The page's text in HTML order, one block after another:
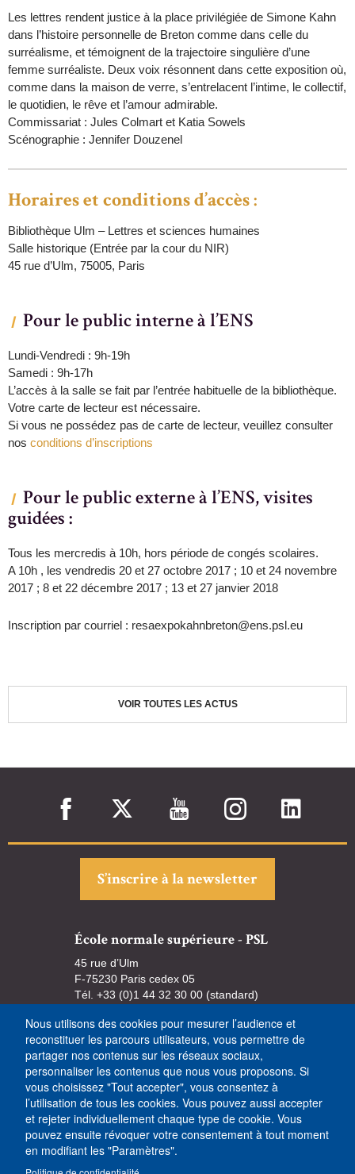
Les lettres rendent justice à la place privilégiée de Simone Kahn
dans l’histoire personnelle de Breton comme dans celle du
surréalisme, et témoignent de la trajectoire singulière d’une
femme surréaliste. Deux voix résonnent dans cette exposition où,
comme dans la maison de verre, s’entrelacent l’intime, le collectif,
le quotidien, le rêve et l’amour admirable.
Commissariat : Jules Colmart et Katia Sowels
Scénographie : Jennifer Douzenel
Horaires et conditions d’accès:
Bibliothèque Ulm – Lettres et sciences humaines
Salle historique (Entrée par la cour du NIR)
45 rue d’Ulm, 75005, Paris
Pour le public interne à l’ENS
Lundi-Vendredi : 9h-19h
Samedi : 9h-17h
L’accès à la salle se fait par l’entrée habituelle de la bibliothèque.
Votre carte de lecteur est nécessaire.
Si vous ne possédez pas de carte de lecteur, veuillez consulter
nos conditions d’inscriptions
Pour le public externe à l’ENS, visites
guidées :
Tous les mercredis à 10h, hors période de congés scolaires.
A 10h , les vendredis 20 et 27 octobre 2017 ; 10 et 24 novembre
2017 ; 8 et 22 décembre 2017 ; 13 et 27 janvier 2018
Inscription par courriel : resaexpokahnbreton@ens.psl.eu
VOIR TOUTES LES ACTUS
S’inscrire à la newsletter
École normale supérieure - PSL
45 rue d’Ulm
F-75230 Paris cedex 05
Tél. +33 (0)1 44 32 30 00 (standard)
Nous utilisons des cookies pour mesurer l’audience et
reconstituer les parcours utilisateurs, vous permettre de
partager nos contenus sur les réseaux sociaux,
personnaliser les contenus que nous vous proposons. Si
vous choisissez "Tout accepter", vous consentez à
l’utilisation de tous les cookies. Vous pouvez aussi accepter
et rejeter individuellement chaque type de cookie. Vous
pouvez ensuite révoquer votre consentement à tout moment
en modifiant les "Paramètres".